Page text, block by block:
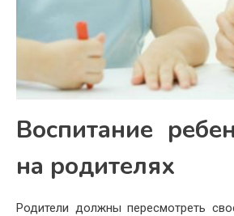
Воспитание
на родителях
Родители должны пересмотреть